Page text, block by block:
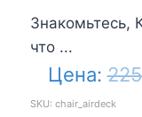
Знакомьтесь,
что ...
Цена:
SKU: chair_airdeck